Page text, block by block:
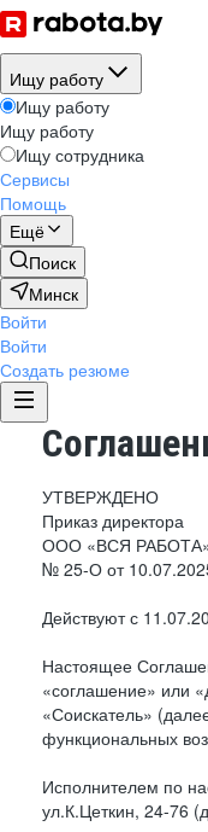
Ищу работу
Ищу работу
Ищу работу
Ищу сотрудника
Сервисы
Помощь
Ещё
Поиск
Минск
Войти
Войти
Создать резюме
УТВЕРЖДЕНО
Приказ директора
ООО «ВСЯ
№ 25-О от
Действуют с
Настоящее
«соглашение» или
«Соискатель»
функциональных
Исполнителем по
ул.К.Цеткин, 24-76